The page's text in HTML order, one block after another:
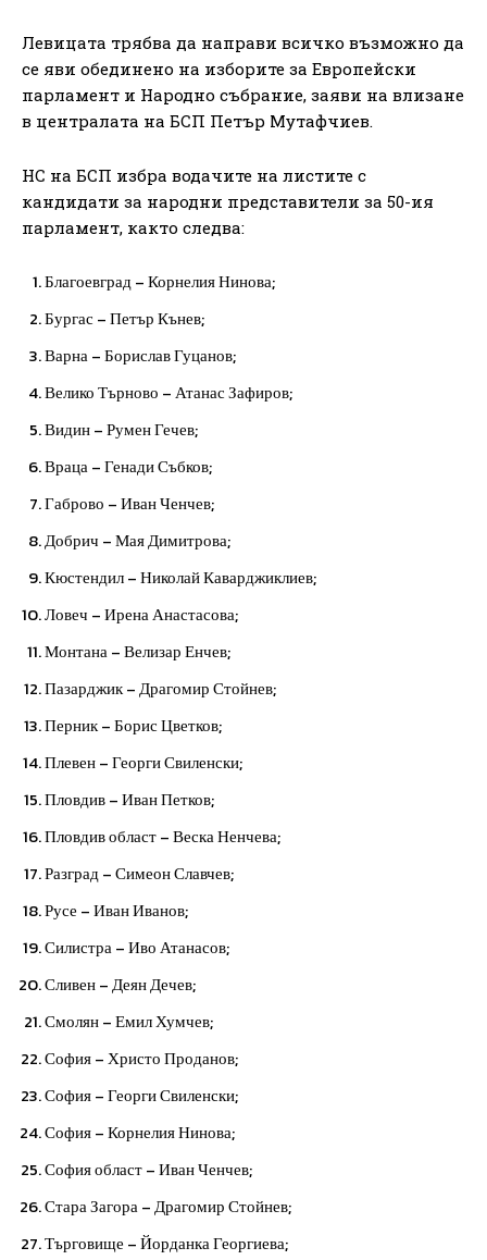
Левицата трябва да направи всичко възможно да
се яви обединено на изборите за Европейски
парламент и Народно събрание, заяви на влизане
в централата на БСП Петър Мутафчиев.
НС на БСП избра водачите на листите с
кандидати за народни представители за 50-ия
парламент, както следва:
Благоевград – Корнелия Нинова;
Бургас – Петър Кънев;
Варна – Борислав Гуцанов;
Велико Търново – Атанас Зафиров;
Видин – Румен Гечев;
Враца – Генади Събков;
Габрово – Иван Ченчев;
Добрич – Мая Димитрова;
Кюстендил – Николай Каварджиклиев;
Ловеч – Ирена Анастасова;
Монтана – Велизар Енчев;
Пазарджик – Драгомир Стойнев;
Перник – Борис Цветков;
Плевен – Георги Свиленски;
Пловдив – Иван Петков;
Пловдив област – Веска Ненчева;
Разград – Симеон Славчев;
Русе – Иван Иванов;
Силистра – Иво Атанасов;
Сливен – Деян Дечев;
Смолян – Емил Хумчев;
София – Христо Проданов;
София – Георги Свиленски;
София – Корнелия Нинова;
София област – Иван Ченчев;
Стара Загора – Драгомир Стойнев;
Търговище – Йорданка Георгиева;